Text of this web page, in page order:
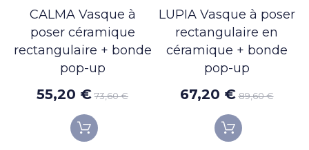
CALMA Vasque à
poser céramique
rectangulaire + bonde
pop-up
55,20 € 73,60 €
LUPIA Vasque à poser
rectangulaire en
céramique + bonde
pop-up
67,20 € 89,60 €